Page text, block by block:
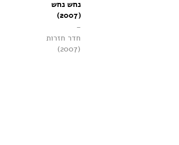
נחש נחש
(2007)
-
חדר חזרות
(2007)